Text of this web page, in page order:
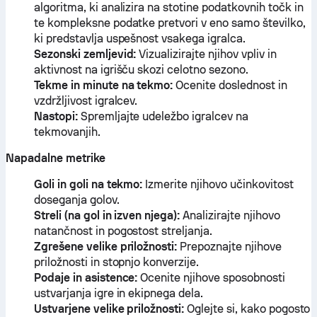
algoritma, ki analizira na stotine podatkovnih točk in
te kompleksne podatke pretvori v eno samo številko,
ki predstavlja uspešnost vsakega igralca.
Sezonski zemljevid: Vizualizirajte njihov vpliv in
aktivnost na igrišču skozi celotno sezono.
Tekme in minute na tekmo: Ocenite doslednost in
vzdržljivost igralcev.
Nastopi:Spremljajte udeležbo igralcev na
tekmovanjih.
Napadalne metrike
Goli in goli na tekmo: Izmerite njihovo učinkovitost
doseganja golov.
Streli (na gol in izven njega): Analizirajte njihovo
natančnost in pogostost streljanja.
Zgrešene velike priložnosti: Prepoznajte njihove
priložnosti in stopnjo konverzije.
Podaje in asistence: Ocenite njihove sposobnosti
ustvarjanja igre in ekipnega dela.
Ustvarjene velike priložnosti: Oglejte si, kako pogosto